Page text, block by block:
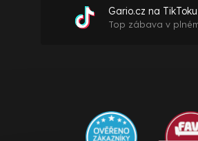
Gario.cz na TikToku
Top zábava v